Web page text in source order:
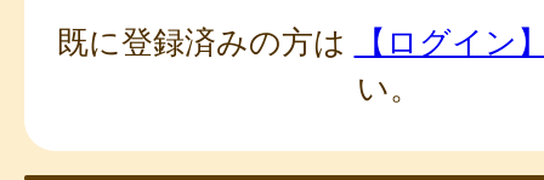
既に登録済みの方は
【ログイン
い。